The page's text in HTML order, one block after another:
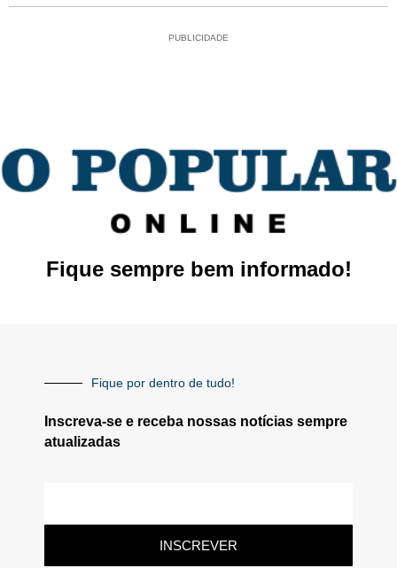
PUBLICIDADE
Fique sempre bem informado!
Fique por dentro de tudo!
Inscreva-se e receba nossas notícias sempre
atualizadas
INSCREVER